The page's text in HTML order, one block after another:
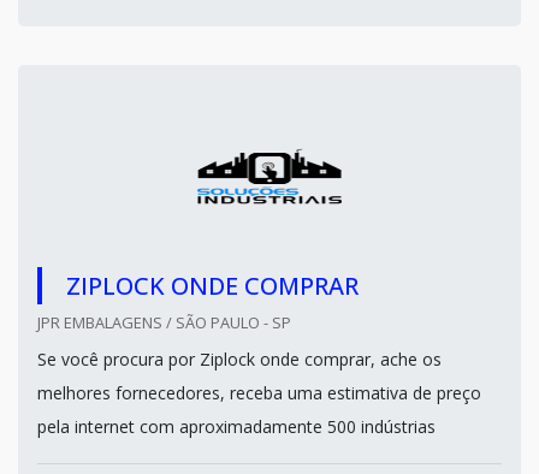
ZIPLOCK ONDE COMPRAR
JPR EMBALAGENS / SÃO PAULO - SP
Se você procura por Ziplock onde comprar, ache os
melhores fornecedores, receba uma estimativa de preço
pela internet com aproximadamente 500 indústrias